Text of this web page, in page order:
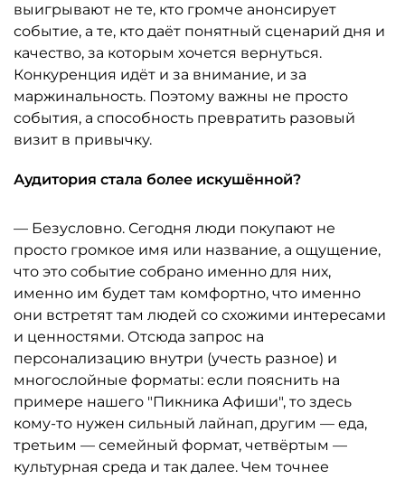
выигрывают не те, кто громче анонсирует
событие, а те, кто даёт понятный сценарий дня и
качество, за которым хочется вернуться.
Конкуренция идёт и за внимание, и за
маржинальность. Поэтому важны не просто
события, а способность превратить разовый
визит в привычку.
Аудитория стала более искушённой?
— Безусловно. Сегодня люди покупают не
просто громкое имя или название, а ощущение,
что это событие собрано именно для них,
именно им будет там комфортно, что именно
они встретят там людей со схожими интересами
и ценностями. Отсюда запрос на
персонализацию внутри (учесть разное) и
многослойные форматы: если пояснить на
примере нашего "Пикника Афиши", то здесь
кому-то нужен сильный лайнап, другим — еда,
третьим — семейный формат, четвёртым —
культурная среда и так далее. Чем точнее